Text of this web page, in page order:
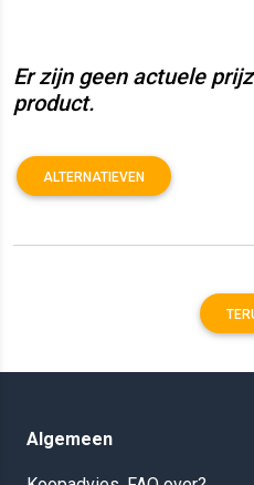
Er zijn geen actuele
product.
ALTERNATIEVEN
Algemeen